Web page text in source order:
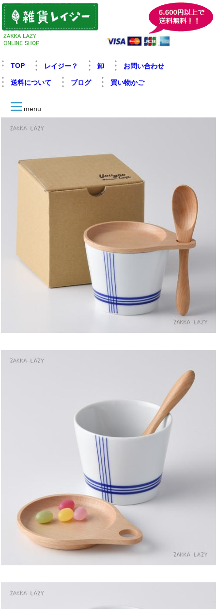
TOP レイジー？ 卸 お問い合わせ
送料について ブログ 買い物かご
menu